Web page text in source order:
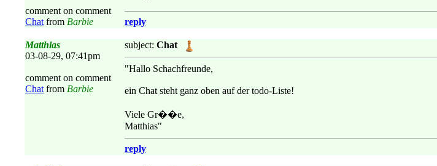
comment on comment
Chat from Barbie reply
Matthias
03-08-29, 07:41pm
comment on comment
Chat from Barbie
subject: Chat
"Hallo Schachfreunde,
ein Chat steht ganz oben auf der todo-Liste!
Viele Gr��e,
Matthias"
reply